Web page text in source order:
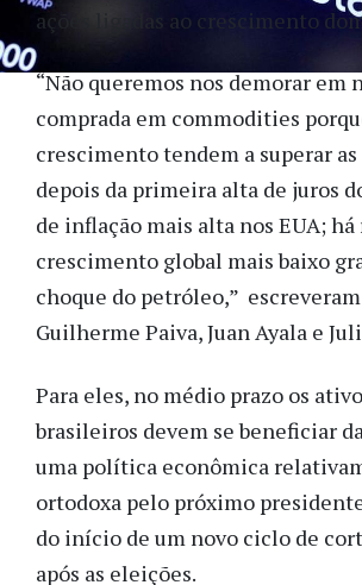
ações ligadas ao crescimento
“Não queremos nos demorar em
comprada em commodities
crescimento tendem a superar
depois da primeira alta de juros
de inflação mais alta nos EUA; há
crescimento global mais baixo
choque do petróleo,”
Guilherme Paiva, Juan Ayala e
Para eles, no médio prazo os
brasileiros devem se beneficiar
uma política econômica
ortodoxa pelo próximo
do início de um novo ciclo de
após as eleições.